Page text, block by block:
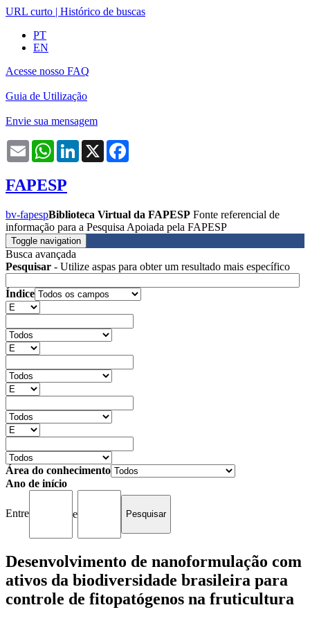
URL curto | Histórico de buscas
PT
EN
Acesse nosso FAQ
Guia de Utilização
Envie sua mensagem
Email WhatsAppLinkedIn
X
FAPESP
bv-fapespBiblioteca Virtual da FAPESP Fonte referencial de
informação para a Pesquisa Apoiada pela FAPESP
Toggle navigation
Busca avançada
Pesquisar - Utilize aspas para obter um resultado mais específico
Índice
Área do conhecimento
Ano de início
Entre e
Desenvolvimento de nanoformulação com
ativos da biodiversidade brasileira para
controle de fitopatógenos na fruticultura